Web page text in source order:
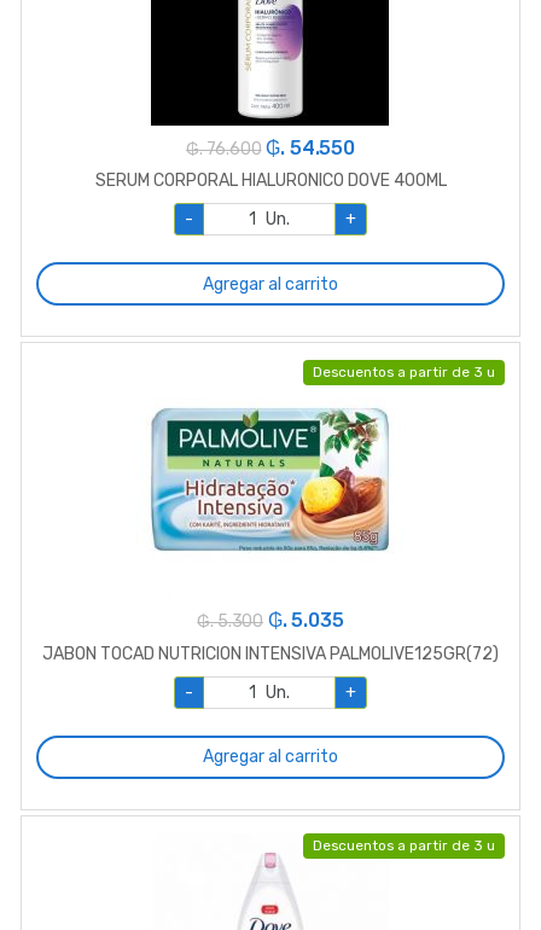
₲. 76.600 ₲. 54.550
SERUM CORPORAL HIALURONICO DOVE 400ML
-
Un. +
Agregar al carrito
Descuentos a partir de 3 u
₲. 5.300 ₲. 5.035
JABON TOCAD NUTRICION INTENSIVA PALMOLIVE125GR(72)
-
Un. +
Agregar al carrito
Descuentos a partir de 3 u